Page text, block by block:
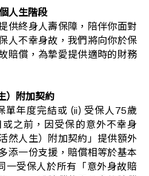
人生階段
供終身人壽保障，陪伴你面對
人不幸身故，我們將向你於保
賠償，為摯愛提供適時的財務
）附加契約
單年度完結或 (ii) 受保人75歲
或之前，因受保的意外不幸身
然人生）附加契約」提供額外
添一份支援，賠償相等於基本
一受保人於所有「意外身故賠